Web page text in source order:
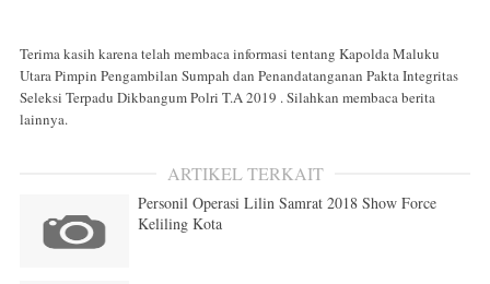
Terima kasih karena telah membaca informasi tentang Kapolda Maluku
Utara Pimpin Pengambilan Sumpah dan Penandatanganan Pakta Integritas
Seleksi Terpadu Dikbangum Polri T.A 2019 . Silahkan membaca berita
lainnya.
ARTIKEL TERKAIT
Personil Operasi Lilin Samrat 2018 Show Force
Keliling Kota